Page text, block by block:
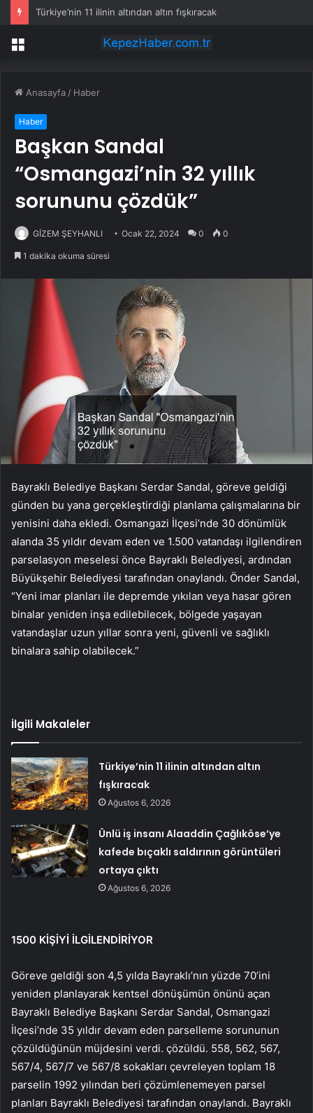
Türkiye’nin 11 ilinin altından altın fışkıracak
Menü
Anasayfa / Haber
Haber
Başkan Sandal
“Osmangazi’nin 32 yıllık
sorununu çözdük”
GİZEM ŞEYHANLI Ocak 22, 2024 0 0
1 dakika okuma süresi
Bayraklı Belediye Başkanı Serdar Sandal, göreve geldiği
günden bu yana gerçekleştirdiği planlama çalışmalarına bir
yenisini daha ekledi. Osmangazi İlçesi’nde 30 dönümlük
alanda 35 yıldır devam eden ve 1.500 vatandaşı ilgilendiren
parselasyon meselesi önce Bayraklı Belediyesi, ardından
Büyükşehir Belediyesi tarafından onaylandı. Önder Sandal,
“Yeni imar planları ile depremde yıkılan veya hasar gören
binalar yeniden inşa edilebilecek, bölgede yaşayan
vatandaşlar uzun yıllar sonra yeni, güvenli ve sağlıklı
binalara sahip olabilecek.”
İlgili Makaleler
Türkiye’nin 11 ilinin altından altın
fışkıracak
Ağustos 6, 2026
Ünlü iş insanı Alaaddin Çağlıköse’ye
kafede bıçaklı saldırının görüntüleri
ortaya çıktı
Ağustos 6, 2026
1500 KİŞİYİ İLGİLENDİRİYOR
Göreve geldiği son 4,5 yılda Bayraklı’nın yüzde 70’ini
yeniden planlayarak kentsel dönüşümün önünü açan
Bayraklı Belediye Başkanı Serdar Sandal, Osmangazi
İlçesi’nde 35 yıldır devam eden parselleme sorununun
çözüldüğünün müjdesini verdi. çözüldü. 558, 562, 567,
567/4, 567/7 ve 567/8 sokakları çevreleyen toplam 18
parselin 1992 yılından beri çözümlenemeyen parsel
planları Bayraklı Belediyesi tarafından onaylandı. Bayraklı